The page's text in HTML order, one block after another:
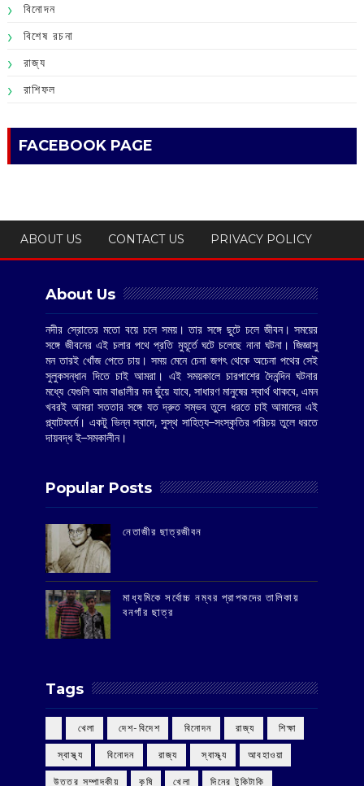
বিনোদন
বিশেষ রচনা
রাজ্য
রাশিফল
FACEBOOK PAGE
ABOUT US CONTACT US PRIVACY POLICY
About Us
নদীর স্রোতের মতো বয়ে চলে সময়। তার সঙ্গে ছুটে চলে জীবন। সময়ের
সঙ্গে জীবনের এই চলার পথে প্রতি মুহূর্তে ঘটে চলেছে নানা ঘটনা। জিজ্ঞাসু
মন তারই খোঁজ পেতে চায়। সময় মেনে চেনা জগৎ থেকে অচেনা পথের সেই
সুলুকসন্ধান দিতে চাই আমরা। এই সময়কালে চারপাশের দৈনন্দিন ঘটনার
মধ্যে যেগুলি আম বাঙালীর মন ছুঁয়ে যাবে, সাধারণ মানুষের স্বার্থ থাকবে, এমন
খবরই আমরা সততার সঙ্গে যত দ্রুত সম্ভব তুলে ধরতে চাই আমাদের এই
প্ল্যাটফর্মে। একটু ভিন্ন স্বাদে, সুস্থ সাহিত্য–সংস্কৃতির পরিচয় তুলে ধরতে
দায়বদ্ধ ই–সমকালীন।
Popular Posts
‌নেতাজীর ছাত্রজীবন
মাধ্যমিকে সর্বোচ্চ নম্বর প্রাপকদের তালিকায়
বনগাঁর ছাত্র
Tags
‌ খেলা ‌ দেশ-বিদেশ ‌ বিনোদন ‌ রাজ্য ‌ শিক্ষা
‌ স্বাস্থ্য ‌ বিনোদন ‌ রাজ্য ‌ স্বাস্থ্য আবহাওয়া
উত্তর সম্পাদকীয় কৃষি খেলা দিনের টুকিটাকি